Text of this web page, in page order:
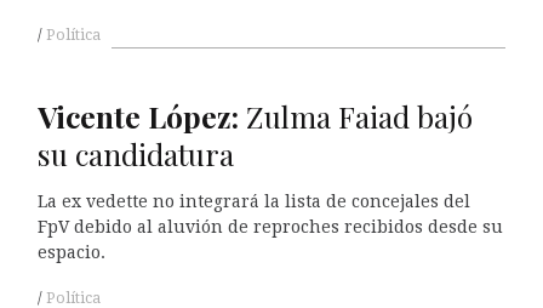
Política
Vicente López: Zulma Faiad bajó
su candidatura
La ex vedette no integrará la lista de concejales del
FpV debido al aluvión de reproches recibidos desde su
espacio.
Política